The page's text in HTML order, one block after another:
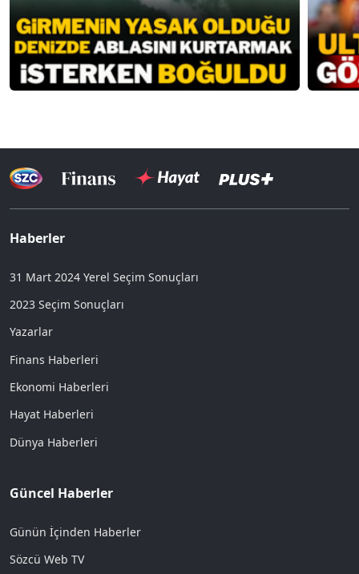
Haberler
31 Mart 2024 Yerel Seçim Sonuçları
2023 Seçim Sonuçları
Yazarlar
Finans Haberleri
Ekonomi Haberleri
Hayat Haberleri
Dünya Haberleri
Güncel Haberler
Günün İçinden Haberler
Sözcü Web TV